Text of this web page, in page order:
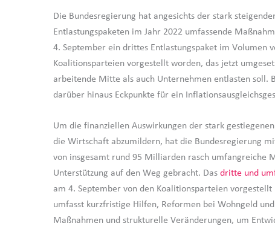
Die Bundesregierung hat angesichts der stark
Entlastungspaketen im Jahr 2022 umfassende
4. September ein drittes Entlastungspaket im Volumen
Koalitionsparteien vorgestellt worden, das jetzt
arbeitende Mitte als auch Unternehmen entlasten soll.
darüber hinaus Eckpunkte für ein
Um die finanziellen Auswirkungen der stark
die Wirtschaft abzumildern, hat die Bundesregierung
von insgesamt rund 95 Milliarden rasch umfangreiche
Unterstützung auf den Weg gebracht. Das dritte und
am 4. September von den Koalitionsparteien
umfasst kurzfristige Hilfen, Reformen bei Wohngeld
Maßnahmen und strukturelle Veränderungen, um